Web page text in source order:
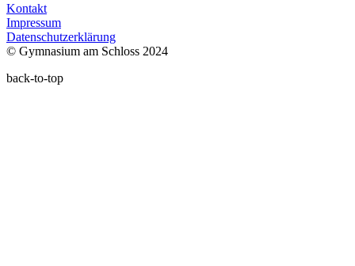
Kontakt
Impressum
Datenschutzerklärung
© Gymnasium am Schloss 2024
back-to-top